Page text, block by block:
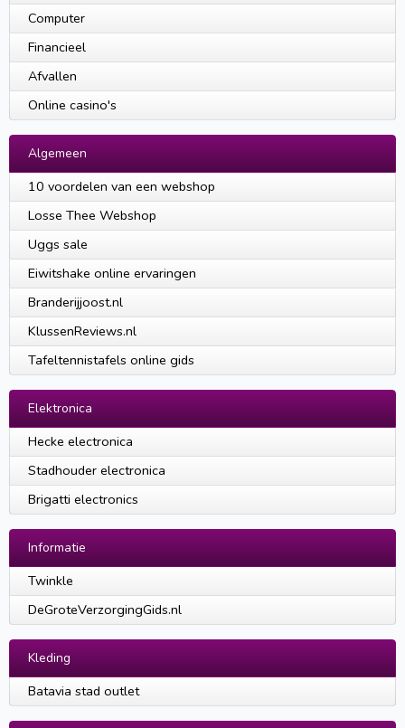
Computer
Financieel
Afvallen
Online casino's
Algemeen
10 voordelen van een webshop
Losse Thee Webshop
Uggs sale
Eiwitshake online ervaringen
Branderijjoost.nl
KlussenReviews.nl
Tafeltennistafels online gids
Elektronica
Hecke electronica
Stadhouder electronica
Brigatti electronics
Informatie
Twinkle
DeGroteVerzorgingGids.nl
Kleding
Batavia stad outlet